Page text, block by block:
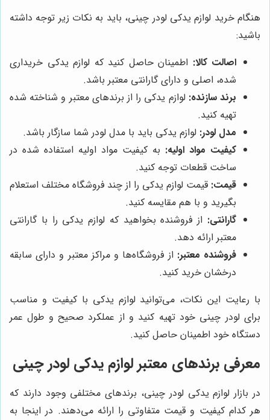
هنگام خرید لوازم یدکی لودر چینی، باید به نکات زیر توجه داشته
باشید:
اصالت کالا: اطمینان حاصل کنید که لوازم یدکی خریداری
شده، اصلی و دارای گارانتی معتبر باشد.
برند سازنده: لوازم یدکی را از برندهای معتبر و شناخته شده
تهیه کنید.
مدل لودر: لوازم یدکی باید با مدل لودر شما سازگار باشد.
کیفیت مواد اولیه: به کیفیت مواد اولیه استفاده شده در
ساخت قطعات توجه کنید.
قیمت: قیمت لوازم یدکی را از چند فروشگاه مختلف استعلام
بگیرید و با هم مقایسه کنید.
گارانتی: از فروشنده بخواهید که لوازم یدکی را با گارانتی
معتبر ارائه دهد.
فروشنده معتبر: از فروشگاه‌ها و مراکز معتبر و دارای سابقه
درخشان خرید کنید.
با رعایت این نکات، می‌توانید لوازم یدکی با کیفیت و مناسب
برای لودر چینی خود تهیه کنید و از عملکرد صحیح و طول عمر
دستگاه خود اطمینان حاصل کنید.
معرفی برندهای معتبر لوازم یدکی لودر چینی
در بازار لوازم یدکی لودر چینی، برندهای مختلفی وجود دارند که
هر کدام کیفیت و قیمت متفاوتی را ارائه می‌دهند. در اینجا به